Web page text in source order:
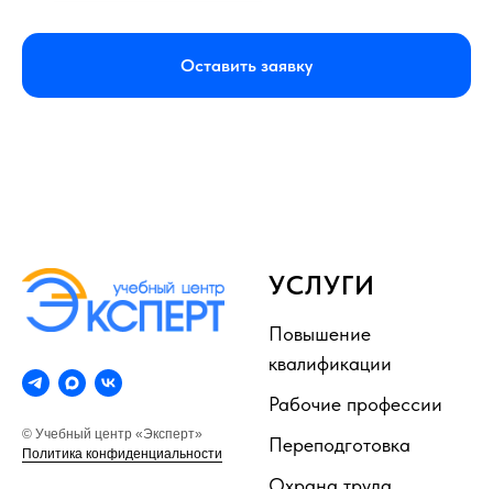
Оставить заявку
© Учебный центр «Эксперт»
Политика конфиденциальности
УСЛУГИ
Повышение
квалификации
Рабочие профессии
Переподготовка